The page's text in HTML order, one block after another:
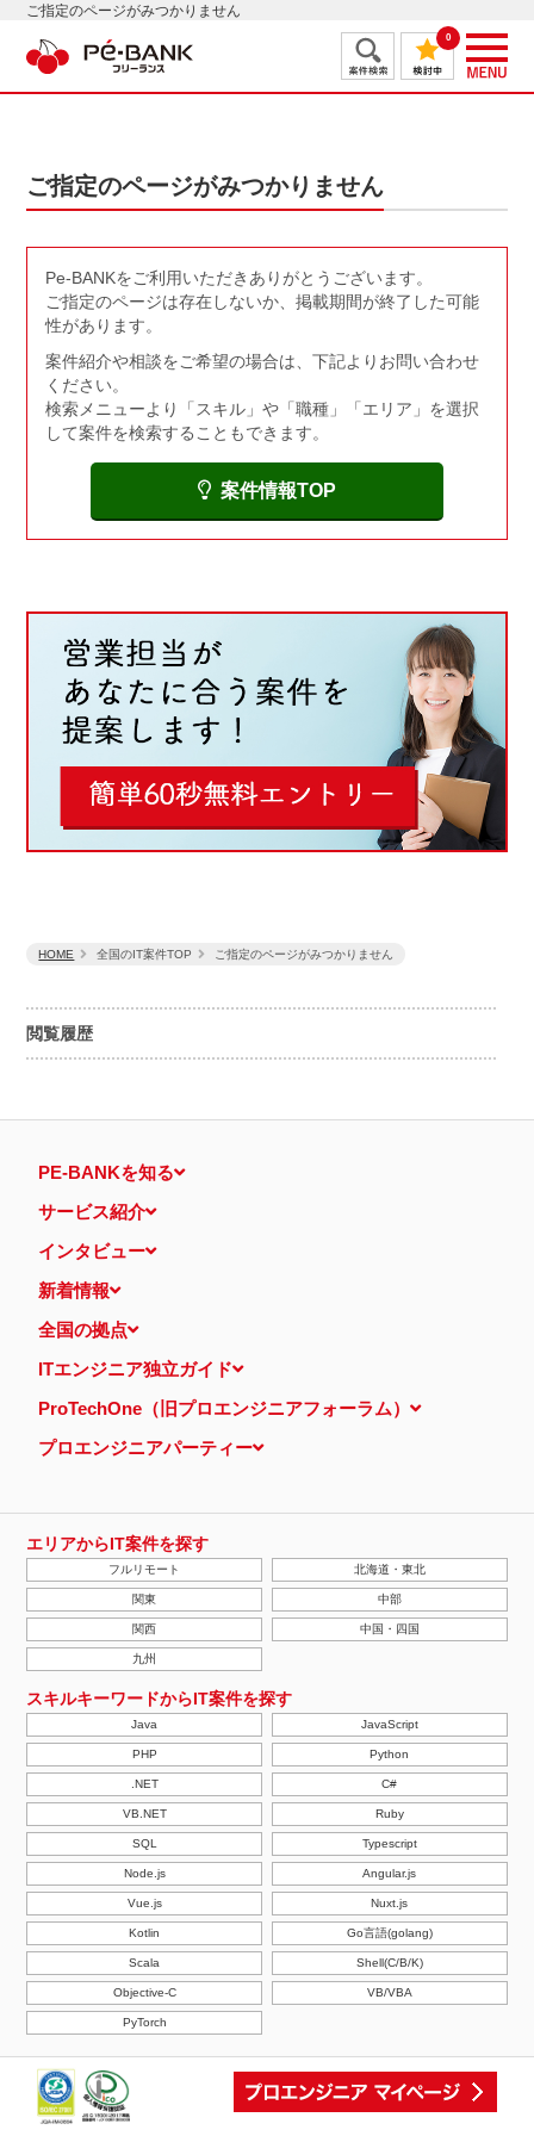
ご指定のページがみつかりません
0
閲覧履歴
HOME 全国のIT案件TOP ご指定のページがみつかりません
ご指定のページがみつかりません
Pe-BANKをご利用いただきありがとうございます。
ご指定のページは存在しないか、掲載期間が終了した可能
性があります。
案件紹介や相談をご希望の場合は、下記よりお問い合わせ
ください。
検索メニューより「スキル」や「職種」「エリア」を選択
して案件を検索することもできます。
案件情報TOP
PE-BANKを知る
サービス紹介
インタビュー
新着情報
全国の拠点
ITエンジニア独立ガイド
ProTechOne（旧プロエンジニアフォーラム）
プロエンジニアパーティー
エリアからIT案件を探す
フルリモート 北海道・東北
関東 中部
関西 中国・四国
九州
スキルキーワードからIT案件を探す
Java JavaScript
PHP Python
.NET C#
VB.NET Ruby
SQL Typescript
Node.js Angular.js
Vue.js Nuxt.js
Kotlin Go言語(golang)
Scala Shell(C/B/K)
Objective-C VB/VBA
PyTorch